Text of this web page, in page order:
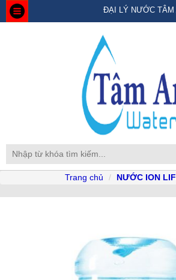
ĐẠI LÝ NƯỚC TÂM
Trang chủ NƯỚC ION